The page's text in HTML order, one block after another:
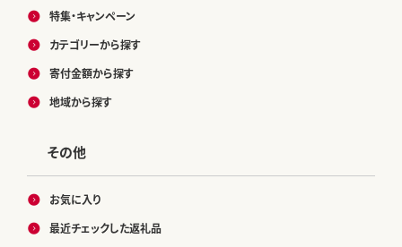
特集・キャンペーン
カテゴリーから探す
寄付金額から探す
地域から探す
その他
お気に入り
最近チェックした返礼品